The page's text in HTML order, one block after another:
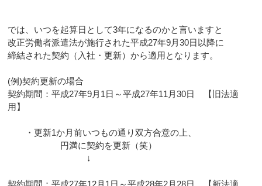
では、いつを起算日として3年になるのかと言いますと
改正労働者派遣法が施行された平成27年9月30日以降に
締結された契約（入社・更新）から適用となります。
(例)契約更新の場合
契約期間：平成27年9月1日～平成27年11月30日 【旧法適
用】
・更新1か月前いつもの通り双方合意の上、
円満に契約を更新（笑）
↓
契約期間：平成27年12月1日～平成28年2月28日 【新法適